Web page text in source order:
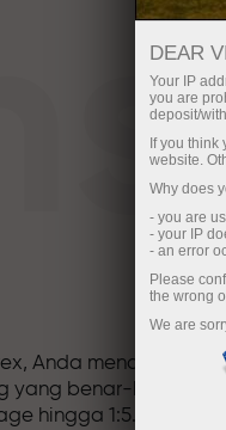
Anda mendapatkan
yang benar-benar
hingga 1:5.000,
DEAR
Your IP
you are
deposit/
If you
website.
Why does
- you are
- your IP
- an error
Please
the wrong
We are